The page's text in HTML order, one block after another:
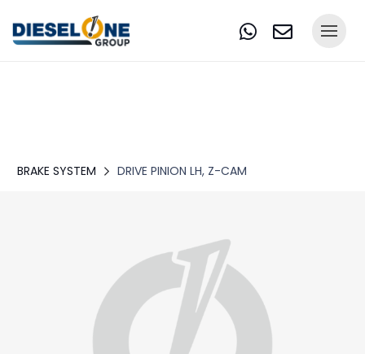
BRAKE SYSTEM DRIVE PINION LH, Z-CAM